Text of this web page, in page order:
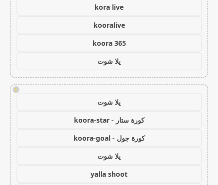
kora live
kooralive
koora 365
يلا شوت
!
يلا شوت
كورة ستار - koora-star
كورة جول - koora-goal
يلا شوت
yalla shoot